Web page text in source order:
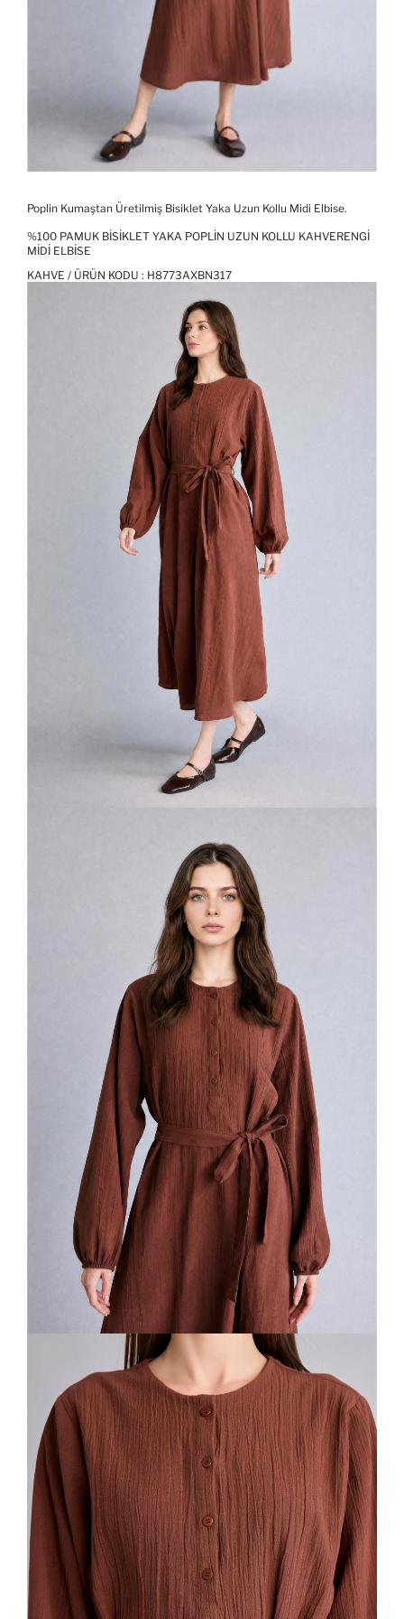
Poplin Kumaştan Üretilmiş Bisiklet Yaka Uzun Kollu Midi Elbise.
%100 PAMUK BISIKLET YAKA POPLIN UZUN KOLLU KAHVERENGI
MIDI ELBISE
KAHVE / ÜRÜN KODU : H8773AXBN317